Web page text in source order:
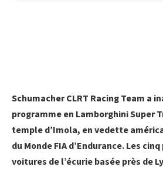
Schumacher CLRT Racing Team a
programme en Lamborghini Super
temple d’Imola, en vedette
du Monde FIA d’Endurance. Les
voitures de l’écurie basée près de